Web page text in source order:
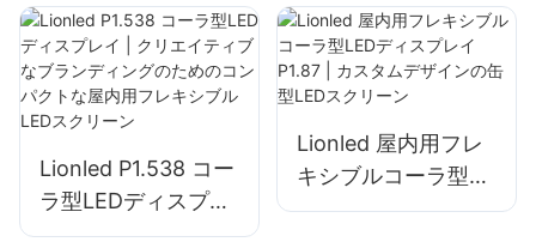
クリーン
プレゼンスを実現す
る大型屋内フレキシ
ブルLEDスクリーン
Lionled P1.538 コー
ラ型LEDディスプレ
イ | クリエイティブ
Lionled 屋内用フレ
キシブルコーラ型
LEDディスプレイ